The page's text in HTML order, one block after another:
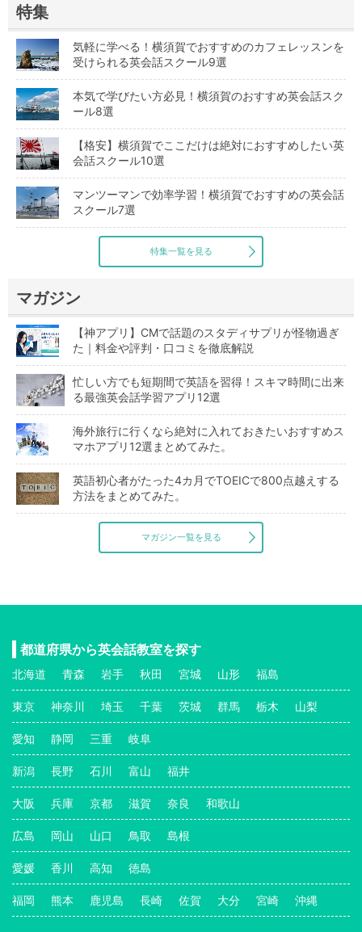
特集
気軽に学べる！横須賀でおすすめのカフェレッスンを
受けられる英会話スクール9選
本気で学びたい方必見！横須賀のおすすめ英会話スク
ール8選
【格安】横須賀でここだけは絶対におすすめしたい英
会話スクール10選
マンツーマンで効率学習！横須賀でおすすめの英会話
スクール7選
特集一覧を見る
マガジン
【神アプリ】CMで話題のスタディサプリが怪物過ぎ
た｜料金や評判・口コミを徹底解説
忙しい方でも短期間で英語を習得！スキマ時間に出来
る最強英会話学習アプリ12選
海外旅行に行くなら絶対に入れておきたいおすすめス
マホアプリ12選まとめてみた。
英語初心者がたった4カ月でTOEICで800点越えする
方法をまとめてみた。
マガジン一覧を見る
都道府県から英会話教室を探す
北海道 青森 岩手 秋田 宮城 山形 福島
東京 神奈川 埼玉 千葉 茨城 群馬 栃木 山梨
愛知 静岡 三重 岐阜
新潟 長野 石川 富山 福井
大阪 兵庫 京都 滋賀 奈良 和歌山
広島 岡山 山口 鳥取 島根
愛媛 香川 高知 徳島
福岡 熊本 鹿児島 長崎 佐賀 大分 宮崎 沖縄